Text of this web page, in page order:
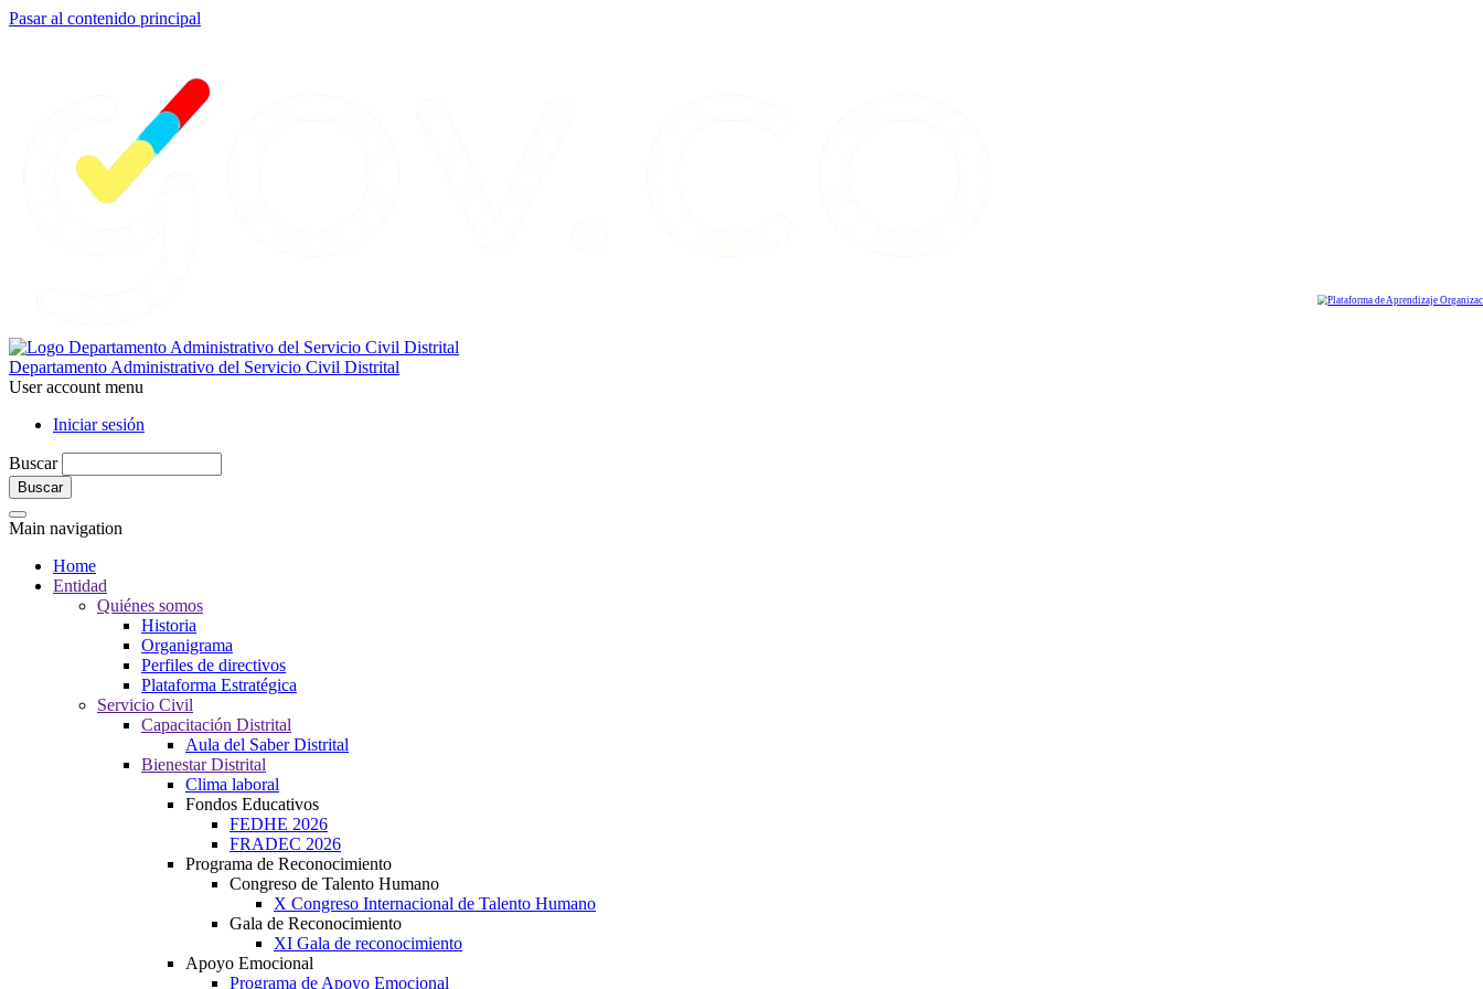
Pasar al contenido principal
Departamento Administrativo del Servicio Civil Distrital
User account menu
Iniciar sesión
Buscar
Main navigation
Home
Entidad
Quiénes somos
Historia
Organigrama
Perfiles de directivos
Plataforma Estratégica
Servicio Civil
Capacitación Distrital
Aula del Saber Distrital
Bienestar Distrital
Clima laboral
Fondos Educativos
FEDHE 2026
FRADEC 2026
Programa de Reconocimiento
Congreso de Talento Humano
X Congreso Internacional de Talento Humano
Gala de Reconocimiento
XI Gala de reconocimiento
Apoyo Emocional
Programa de Apoyo Emocional